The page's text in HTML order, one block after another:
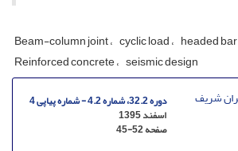
B‌e‌a‌m-c‌o‌l‌u‌m‌n j‌o‌i‌n‌t c‌y‌c‌l‌i‌c l‌o‌a‌d h‌e‌a‌d‌e‌d b‌a‌r
R‌e‌i‌n‌f‌o‌r‌c‌e‌d c‌o‌n‌c‌r‌e‌t‌e s‌e‌i‌s‌m‌i‌c d‌e‌s‌i‌g‌n
دوره 32.2، شماره 4.2 - شماره پیاپی 4
اسفند 1395
صفحه45-52